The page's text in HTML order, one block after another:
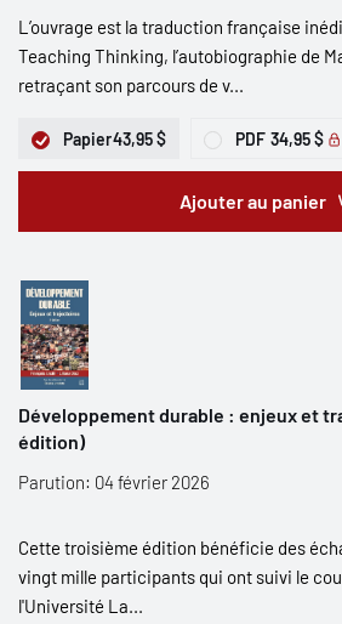
L’ouvrage est la traduction française
Teaching Thinking, l’autobiographie de
retraçant son parcours de v...
Papier43,95 $ PDF 34,95 $
Ajouter au panier
Développement durable : enjeux et
édition)
Parution: 04 février 2026
Cette troisième édition bénéficie des
vingt mille participants qui ont suivi le
l'Université La...